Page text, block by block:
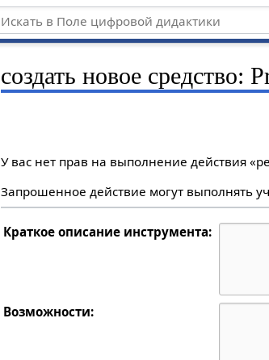
создать новое средство:
У вас нет прав на выполнение действия
Запрошенное действие могут выполнять
Краткое описание инструмента:
Возможности: